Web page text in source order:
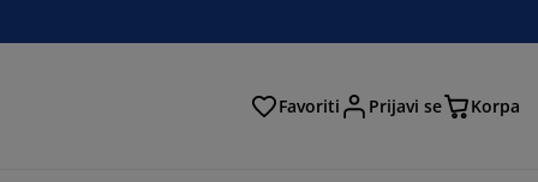
Favoriti Prijavi se Korpa